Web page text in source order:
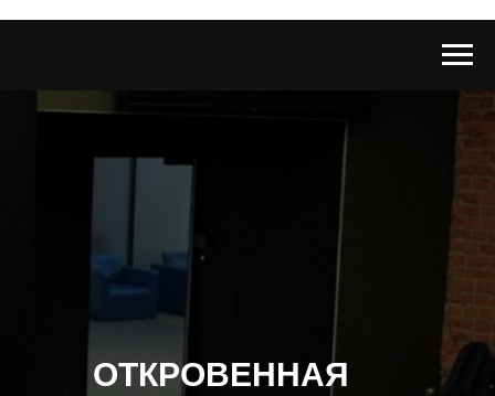
ОТКРОВЕННАЯ